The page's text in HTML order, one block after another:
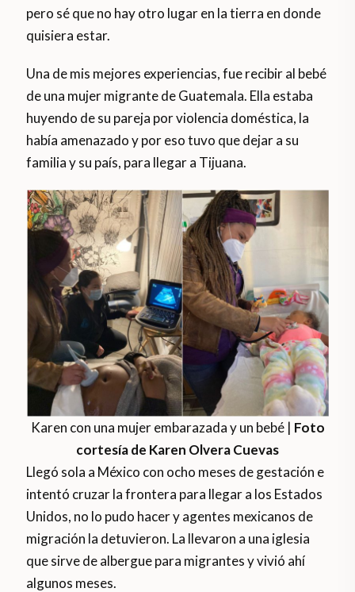
pero sé que no hay otro lugar en la tierra en donde
quisiera estar.
Una de mis mejores experiencias, fue recibir al bebé
de una mujer migrante de Guatemala. Ella estaba
huyendo de su pareja por violencia doméstica, la
había amenazado y por eso tuvo que dejar a su
familia y su país, para llegar a Tijuana.
Karen con una mujer embarazada y un bebé | Foto
cortesía de Karen Olvera Cuevas
Llegó sola a México con ocho meses de gestación e
intentó cruzar la frontera para llegar a los Estados
Unidos, no lo pudo hacer y agentes mexicanos de
migración la detuvieron. La llevaron a una iglesia
que sirve de albergue para migrantes y vivió ahí
algunos meses.